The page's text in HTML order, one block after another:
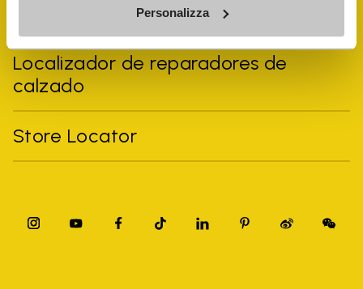
Personalizza
Localizador de reparadores de
calzado
Store Locator